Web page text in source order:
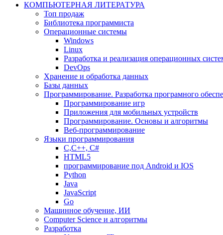
КОМПЬЮТЕРНАЯ ЛИТЕРАТУРА
Топ продаж
Библиотека программиста
Операционные системы
Windows
Linux
Разработка и реализация операционных
DevOps
Хранение и обработка данных
Базы данных
Программирование. Разработка програмного
Программирование игр
Приложения для мобильных устройств
Программирование. Основы и алгоритмы
Веб-программирование
Языки программирования
С,С++, С#
HTML5
программирование под Android и IOS
Python
Java
JavaScript
Go
Машинное обучение, ИИ
Computer Science и алгоритмы
Разработка